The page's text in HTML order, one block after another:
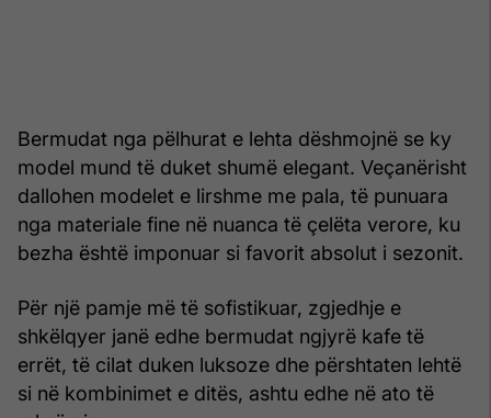
Bermudat nga pëlhurat e lehta dëshmojnë se ky
model mund të duket shumë elegant. Veçanërisht
dallohen modelet e lirshme me pala, të punuara
nga materiale fine në nuanca të çelëta verore, ku
bezha është imponuar si favorit absolut i sezonit.
Për një pamje më të sofistikuar, zgjedhje e
shkëlqyer janë edhe bermudat ngjyrë kafe të
errët, të cilat duken luksoze dhe përshtaten lehtë
si në kombinimet e ditës, ashtu edhe në ato të